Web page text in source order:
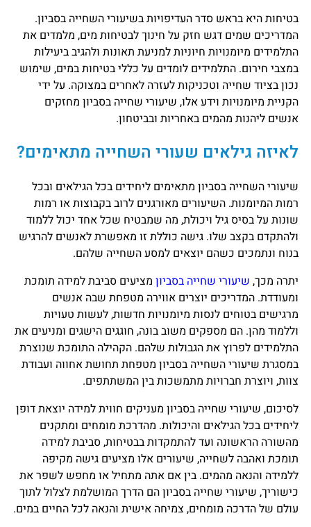
בטיחות היא בראש סדר העדיפויות בשיעורי השחייה בסביון.
המדריכים שמים דגש חזק על חינוך לבטיחות מים, מלמדים את
התלמידים מיומנויות חיוניות למניעת תאונות ולהגיב ביעילות
במצבי חירום. התלמידים לומדים על כללי בטיחות במים, שימוש
נכון בציוד שחייה וטכניקות לעזרה לאחרים במצוקה. על ידי
הקניית מיומנויות וידע אלו, שיעורי שחייה בסביון מחזקים
אנשים ליהנות מהמים באחריות ובביטחון.
לאיזה גילאים שעורי השחייה מתאימים?
שיעורי השחייה בסביון מתאימים ליחידים בכל הגילאים ובכל
רמות המיומנות. השיעורים מאורגנים לרוב בקבוצות או רמות
שונות על בסיס גיל ויכולת, מה שמבטיח שכל אחד יכול ללמוד
ולהתקדם בקצב שלו. גישה כוללת זו מאפשרת לאנשים להרגיש
בנוח ונתמכים כשהם יוצאים למסע השחייה שלהם.
יתרה מכך, שיעורי שחייה בסביון מציעים סביבת למידה תומכת
ומעודדת. המדריכים יוצרים אווירה מטפחת שבה אנשים
מרגישים בטוחים לנסות מיומנויות חדשות, לעשות טעויות
וללמוד מהן. הם מספקים משוב בונה, חוגגים הישגים ומניעים את
התלמידים לפרוץ את הגבולות שלהם. הקהילה התומכת שנוצרת
במסגרת שיעורי השחייה בסביון מטפחת תחושת אחווה ועבודת
צוות, ויוצרת חברויות מתמשכות בין המשתתפים.
לסיכום, שיעורי שחייה בסביון מעניקים חווית למידה יוצאת דופן
ליחידים בכל הגילאים והיכולות. מהדרכת מומחים ומתקנים
מהשורה הראשונה ועד להתמקדות בבטיחות, סביבת למידה
תומכת ואהבה לשחייה, שיעורים אלו מציעים גישה מקיפה
ללמידה והנאה מהמים. בין אם אתה מתחיל או מחפש לשפר את
כישוריך, שיעורי שחייה בסביון הם הדרך המושלמת לצלול לתוך
עולם של הדרכה מומחים, צמיחה אישית והנאה לכל החיים במים.